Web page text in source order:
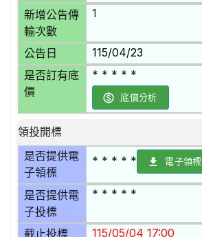
新增公告傳
輸次數
1
公告日 115/04/23
是否訂有底
價
* * * * *
底價分析
領投開標
是否提供電
子領標
* * * * * 電子領標
是否提供電
子投標
* * * * *
截止投標 115/05/04 17:00